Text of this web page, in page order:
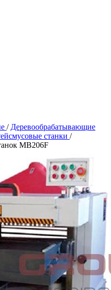
/ Деревообрабатывающие
станки /
MB206F